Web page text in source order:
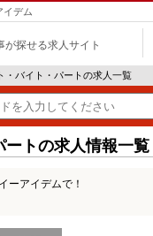
イデム
が探せる求人サイト
・バイト・パートの求人一覧
トの求人情報一覧
ーアイデムで！